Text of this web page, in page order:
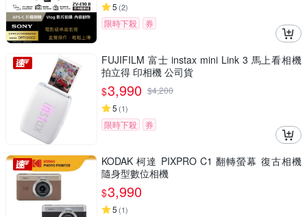
5 (2)
限時下殺 券
FUJIFILM 富士 instax mini Link 3 馬上看相機
拍立得 印相機 公司貨
$3,990 $4,200
5 (1)
限時下殺 券
KODAK 柯達 PIXPRO C1 翻轉螢幕 復古相機
隨身型數位相機
$3,990
5 (1)